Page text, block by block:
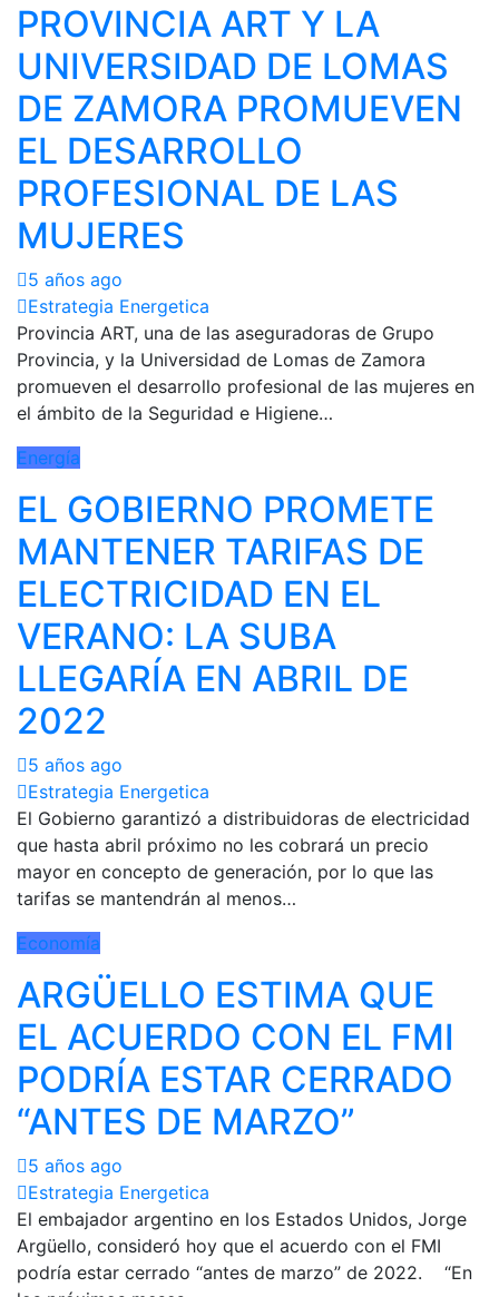
PROVINCIA ART Y LA
UNIVERSIDAD DE LOMAS
DE ZAMORA PROMUEVEN
EL DESARROLLO
PROFESIONAL DE LAS
MUJERES
5 años ago
Estrategia Energetica
Provincia ART, una de las aseguradoras de Grupo
Provincia, y la Universidad de Lomas de Zamora
promueven el desarrollo profesional de las mujeres en
el ámbito de la Seguridad e Higiene…
Energía
EL GOBIERNO PROMETE
MANTENER TARIFAS DE
ELECTRICIDAD EN EL
VERANO: LA SUBA
LLEGARÍA EN ABRIL DE
2022
5 años ago
Estrategia Energetica
El Gobierno garantizó a distribuidoras de electricidad
que hasta abril próximo no les cobrará un precio
mayor en concepto de generación, por lo que las
tarifas se mantendrán al menos…
Economía
ARGÜELLO ESTIMA QUE
EL ACUERDO CON EL FMI
PODRÍA ESTAR CERRADO
“ANTES DE MARZO”
5 años ago
Estrategia Energetica
El embajador argentino en los Estados Unidos, Jorge
Argüello, consideró hoy que el acuerdo con el FMI
podría estar cerrado “antes de marzo” de 2022. “En